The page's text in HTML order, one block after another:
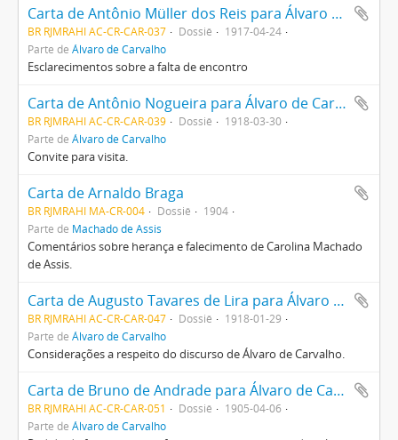
Carta de Antônio Müller dos Reis para Álvaro de Carvalho
BR RJMRAHI AC-CR-CAR-037 Dossiê
1917-04-24
Parte de Álvaro de Carvalho
Esclarecimentos sobre a falta de encontro
Carta de Antônio Nogueira para Álvaro de Carvalho
BR RJMRAHI AC-CR-CAR-039 Dossiê
1918-03-30
Parte de Álvaro de Carvalho
Convite para visita.
Carta de Arnaldo Braga
BR RJMRAHI MA-CR-004 Dossiê
1904
Parte de Machado de Assis
Comentários sobre herança e falecimento de Carolina Machado
de Assis.
Carta de Augusto Tavares de Lira para Álvaro de Carvalho
BR RJMRAHI AC-CR-CAR-047 Dossiê
1918-01-29
Parte de Álvaro de Carvalho
Considerações a respeito do discurso de Álvaro de Carvalho.
Carta de Bruno de Andrade para Álvaro de Carvalho
BR RJMRAHI AC-CR-CAR-051 Dossiê
1905-04-06
Parte de Álvaro de Carvalho